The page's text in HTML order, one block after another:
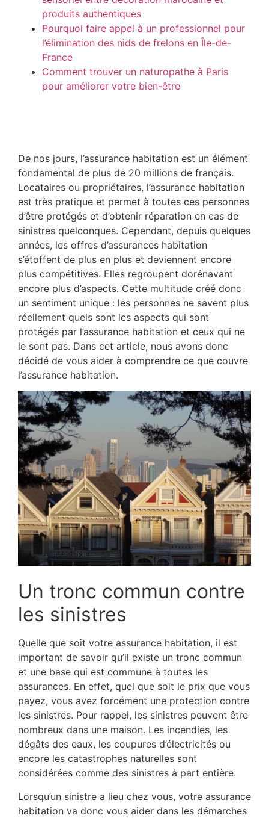
De nos jours, l’assurance habitation est un élément
fondamental de plus de 20 millions de français.
Locataires ou propriétaires, l’assurance habitation
est très pratique et permet à toutes ces personnes
d’être protégés et d’obtenir réparation en cas de
sinistres quelconques. Cependant, depuis quelques
années, les offres d’assurances habitation
s’étoffent de plus en plus et deviennent encore
plus compétitives. Elles regroupent dorénavant
encore plus d’aspects. Cette multitude créé donc
un sentiment unique : les personnes ne savent plus
réellement quels sont les aspects qui sont
protégés par l’assurance habitation et ceux qui ne
le sont pas. Dans cet article, nous avons donc
décidé de vous aider à comprendre ce que couvre
l’assurance habitation.
Un tronc commun contre
les sinistres
Quelle que soit votre assurance habitation, il est
important de savoir qu’il existe un tronc commun
et une base qui est commune à toutes les
assurances. En effet, quel que soit le prix que vous
payez, vous avez forcément une protection contre
les sinistres. Pour rappel, les sinistres peuvent être
nombreux dans une maison. Les incendies, les
dégâts des eaux, les coupures d’électricités ou
encore les catastrophes naturelles sont
considérées comme des sinistres à part entière.
Lorsqu’un sinistre a lieu chez vous, votre assurance
habitation va donc vous aider dans les démarches
produits authentiques
Pourquoi faire appel à un professionnel pour
l’élimination des nids de frelons en Île-de-
France
Comment trouver un naturopathe à Paris
pour améliorer votre bien-être